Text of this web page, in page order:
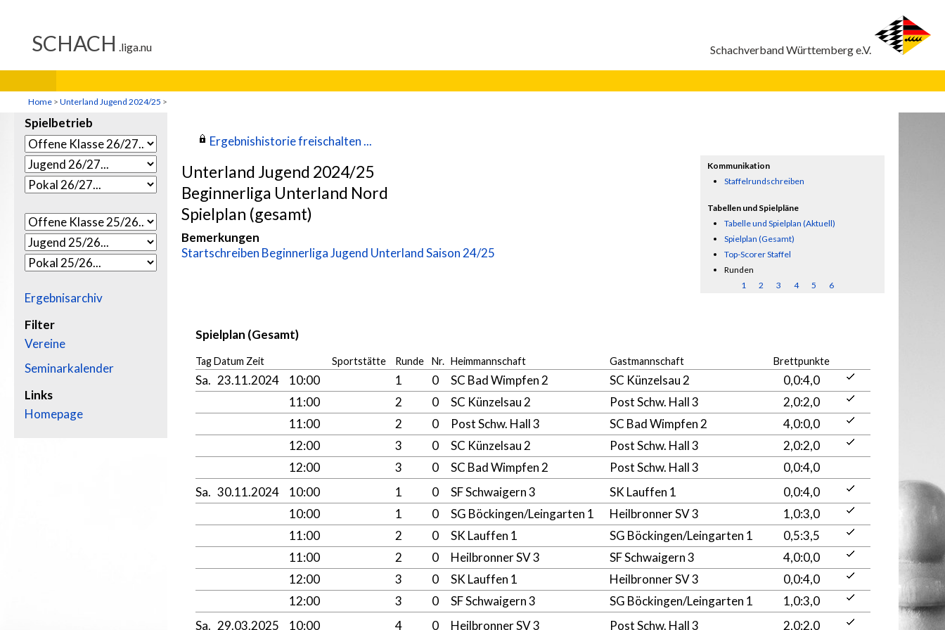
Home > Unterland Jugend 2024/25 >
Spielbetrieb
Ergebnisarchiv
Filter
Vereine
Seminarkalender
Links
Homepage
Ergebnishistorie freischalten ...
Unterland Jugend 2024/25
Beginnerliga Unterland Nord
Spielplan (gesamt)
Bemerkungen
Startschreiben Beginnerliga Jugend Unterland Saison 24/25
Kommunikation
Staffelrundschreiben
Tabellen und Spielpläne
Tabelle und Spielplan (Aktuell)
Spielplan (Gesamt)
Top-Scorer Staffel
Runden
1
2 3 4 5 6
Spielplan (Gesamt)
Tag Datum Zeit Sportstätte Runde Nr. Heimmannschaft Gastmannschaft Brettpunkte
Sa. 23.11.2024 10:00 1 0 SC Bad Wimpfen 2 SC Künzelsau 2
0,0:4,0
11:00
2 0 SC Künzelsau 2 Post Schw. Hall 3
2,0:2,0
11:00
2 0 Post Schw. Hall 3 SC Bad Wimpfen 2
4,0:0,0
12:00
3 0 SC Künzelsau 2 Post Schw. Hall 3
2,0:2,0
12:00
3 0 SC Bad Wimpfen 2 Post Schw. Hall 3
0,0:4,0
Sa. 30.11.2024 10:00 1 0 SF Schwaigern 3 SK Lauffen 1
0,0:4,0
10:00
1 0 SG Böckingen/Leingarten 1 Heilbronner SV 3
1,0:3,0
11:00
2 0 SK Lauffen 1 SG Böckingen/Leingarten 1
0,5:3,5
11:00
2 0 Heilbronner SV 3 SF Schwaigern 3
4,0:0,0
12:00
3 0 SK Lauffen 1 Heilbronner SV 3
0,0:4,0
12:00
3 0 SF Schwaigern 3 SG Böckingen/Leingarten 1
1,0:3,0
Sa. 29.03.2025 10:00 4 0 Heilbronner SV 3 Post Schw. Hall 3 2,0:2,0